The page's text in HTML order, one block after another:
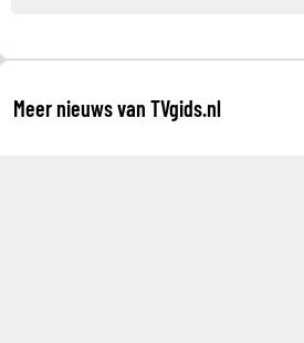
Meer nieuws van TVgids.nl